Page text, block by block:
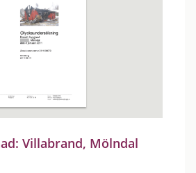
Villabrand, Mölndal